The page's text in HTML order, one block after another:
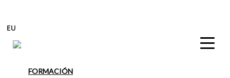
Edukira zuzenean joan
EU
FORMACIÓN